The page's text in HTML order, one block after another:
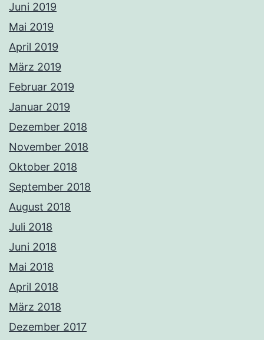
Juni 2019
Mai 2019
April 2019
März 2019
Februar 2019
Januar 2019
Dezember 2018
November 2018
Oktober 2018
September 2018
August 2018
Juli 2018
Juni 2018
Mai 2018
April 2018
März 2018
Dezember 2017